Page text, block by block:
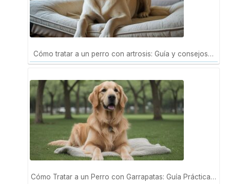
Cómo tratar a un perro con artrosis: Guía y consejos…
Cómo Tratar a un Perro con Garrapatas: Guía Práctica…